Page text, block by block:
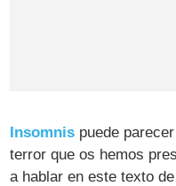
Insomnis puede
terror que os hemos
a hablar en este texto